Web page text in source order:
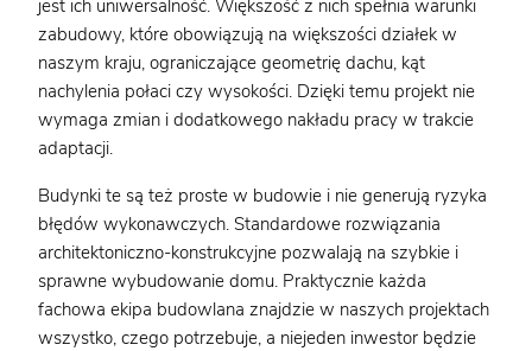
jest ich uniwersalność. Większość z nich spełnia warunki
zabudowy, które obowiązują na większości działek w
naszym kraju, ograniczające geometrię dachu, kąt
nachylenia połaci czy wysokości. Dzięki temu projekt nie
wymaga zmian i dodatkowego nakładu pracy w trakcie
adaptacji.
Budynki te są też proste w budowie i nie generują ryzyka
błędów wykonawczych. Standardowe rozwiązania
architektoniczno-konstrukcyjne pozwalają na szybkie i
sprawne wybudowanie domu. Praktycznie każda
fachowa ekipa budowlana znajdzie w naszych projektach
wszystko, czego potrzebuje, a niejeden inwestor będzie